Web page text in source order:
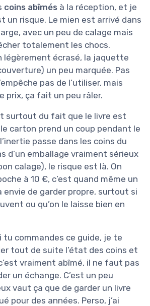
coins abîmés à la réception, et je
un risque. Le mien est arrivé dans
avec un peu de calage mais
totalement les chocs.
légèrement écrasé, la jaquette
un peu marquée. Pas
pas de l’utiliser, mais
prix, ça fait un peu râler.
surtout du fait que le livre est
carton prend un coup pendant le
passe dans les coins du
d’un emballage vraiment sérieux
calage), le risque est là. On
à 10 €, c’est quand même un
envie de garder propre, surtout si
ou qu’on le laisse bien en
tu commandes ce guide, je te
tout de suite l’état des coins et
vraiment abîmé, il ne faut pas
un échange. C’est un peu
vaut ça que de garder un livre
pour des années. Perso, j’ai